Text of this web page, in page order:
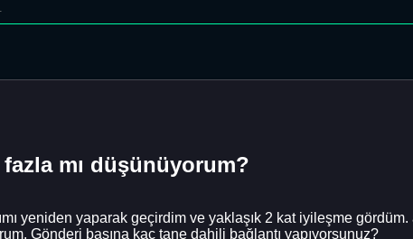
mı düşünüyorum?
yeniden yaparak geçirdim ve yaklaşık 2 kat iyileşme
Gönderi başına kaç tane dahili bağlantı yapıyorsunuz?